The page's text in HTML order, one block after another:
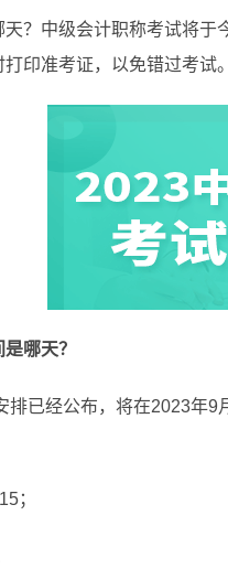
？ 中级会计职称考试将于
印准考证，以免错过考试。
哪天？
排已经公布，将在2023年
；